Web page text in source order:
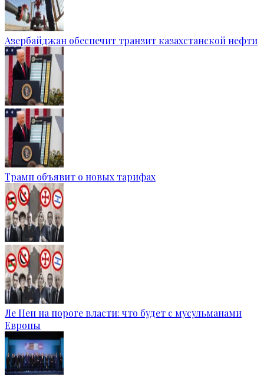
Азербайджан обеспечит транзит казахстанской нефти
Трамп объявит о новых тарифах
Ле Пен на пороге власти: что будет с мусульманами
Европы